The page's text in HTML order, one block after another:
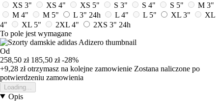
XS 3"
XS 4" XS 5" S 3" S 4" S 5"
M 3"
M 4"
M 5" L 3" 24h L 4" L 5" XL 3"
XL
4"
XL 5" 2XL 4" 2XS 3" 24h
To pole jest wymagane
Od
258,50 zł 185,50 zł -28%
+9,28 złotrzymasz na kolejne zamowienie Zostana naliczone po
potwierdzeniu zamowienia
Loading...
Opis